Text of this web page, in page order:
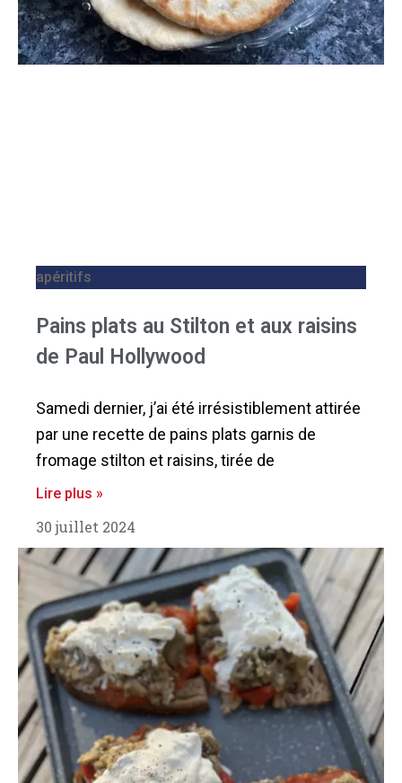
apéritifs
Pains plats au Stilton et aux raisins
de Paul Hollywood
Samedi dernier, j’ai été irrésistiblement attirée
par une recette de pains plats garnis de
fromage stilton et raisins, tirée de
Lire plus »
30 juillet 2024